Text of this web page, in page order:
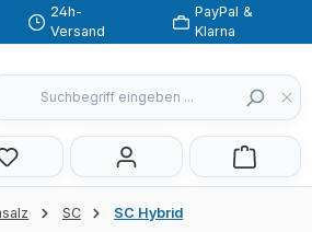
24h-
Versand
PayPal &
Klarna
Du hast 0 Produkte auf dem
SC SC Hybrid